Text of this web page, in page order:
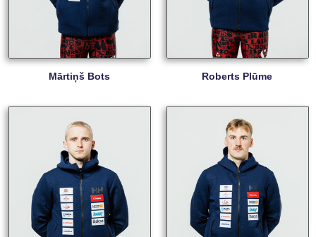
Mārtiņš Bots Roberts Plūme